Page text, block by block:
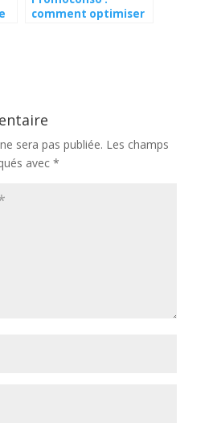
comment optimiser
sera pas publiée. Les champs
avec *